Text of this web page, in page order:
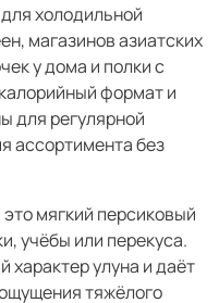
холодильной
магазинов азиатских
у дома и полки с
формат и
для регулярной
ассортимента без
мягкий персиковый
учёбы или перекуса.
характер улуна и даёт
тяжёлого